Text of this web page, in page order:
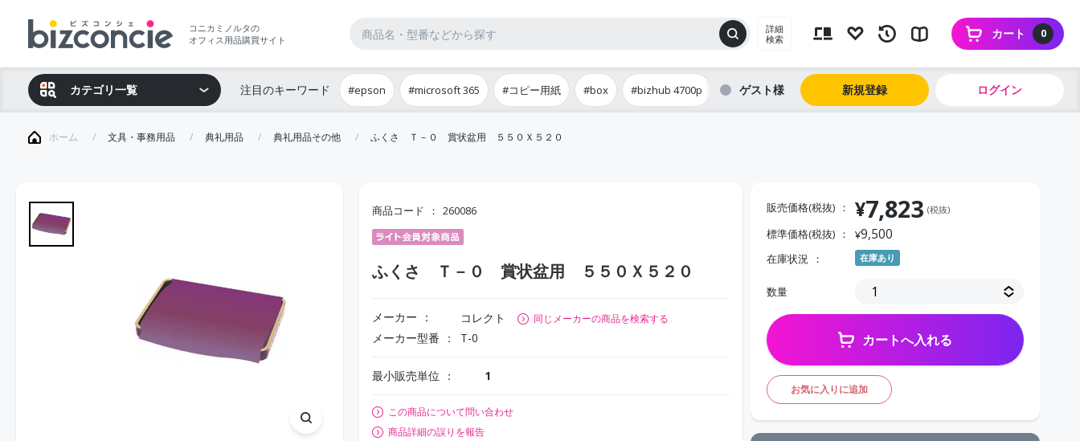
コニカミノルタの
オフィス用品購買サイト
詳細
検索
0
カート
カテゴリ一覧 注目のキーワード #epson #microsoft 365 #コピー用紙 #box #bizhub 4700p ゲスト 新規登録 ログイン
ホーム 文具・事務用品 典礼用品 典礼用品その他 ふくさ Ｔ－０ 賞状盆用 ５５０Ｘ５２０
商品コード 260086
ふくさ Ｔ－０ 賞状盆用 ５５０Ｘ５２０
メーカー コレクト 同じメーカーの商品を検索する
メーカー型番 T-0
最小販売単位 1
この商品について問い合わせ
商品詳細の誤りを報告
販売価格(税抜) ¥7,823 (税抜)
標準価格(税抜) ¥9,500
在庫状況 在庫あり
数量
カートへ入れる
お気に入りに追加